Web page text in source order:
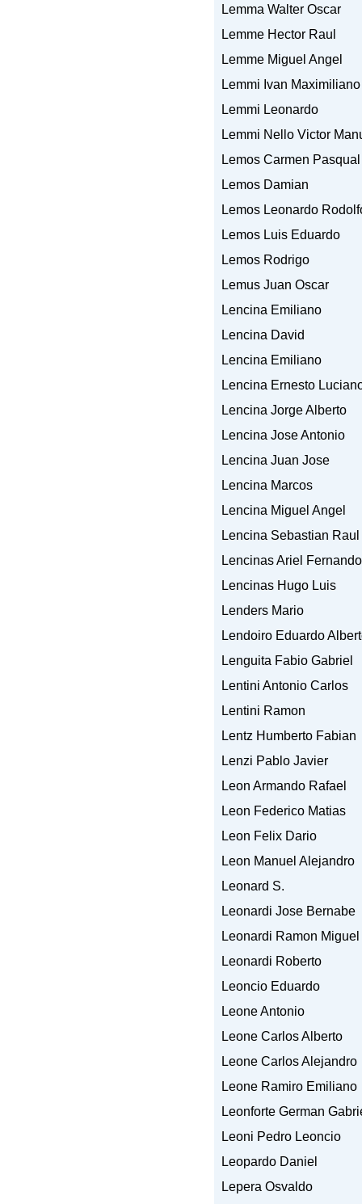
Lemma Walter Oscar
Lemme Hector Raul
Lemme Miguel Angel
Lemmi Ivan Maximiliano
Lemmi Leonardo
Lemmi Nello Victor
Lemos Carmen Pasqual
Lemos Damian
Lemos Leonardo
Lemos Luis Eduardo
Lemos Rodrigo
Lemus Juan Oscar
Lencina Emiliano
Lencina David
Lencina Emiliano
Lencina Ernesto
Lencina Jorge Alberto
Lencina Jose Antonio
Lencina Juan Jose
Lencina Marcos
Lencina Miguel Angel
Lencina Sebastian Raul
Lencinas Ariel Fernando
Lencinas Hugo Luis
Lenders Mario
Lendoiro Eduardo
Lenguita Fabio Gabriel
Lentini Antonio Carlos
Lentini Ramon
Lentz Humberto Fabian
Lenzi Pablo Javier
Leon Armando Rafael
Leon Federico Matias
Leon Felix Dario
Leon Manuel Alejandro
Leonard S.
Leonardi Jose Bernabe
Leonardi Ramon Miguel
Leonardi Roberto
Leoncio Eduardo
Leone Antonio
Leone Carlos Alberto
Leone Carlos Alejandro
Leone Ramiro Emiliano
Leonforte German
Leoni Pedro Leoncio
Leopardo Daniel
Lepera Osvaldo